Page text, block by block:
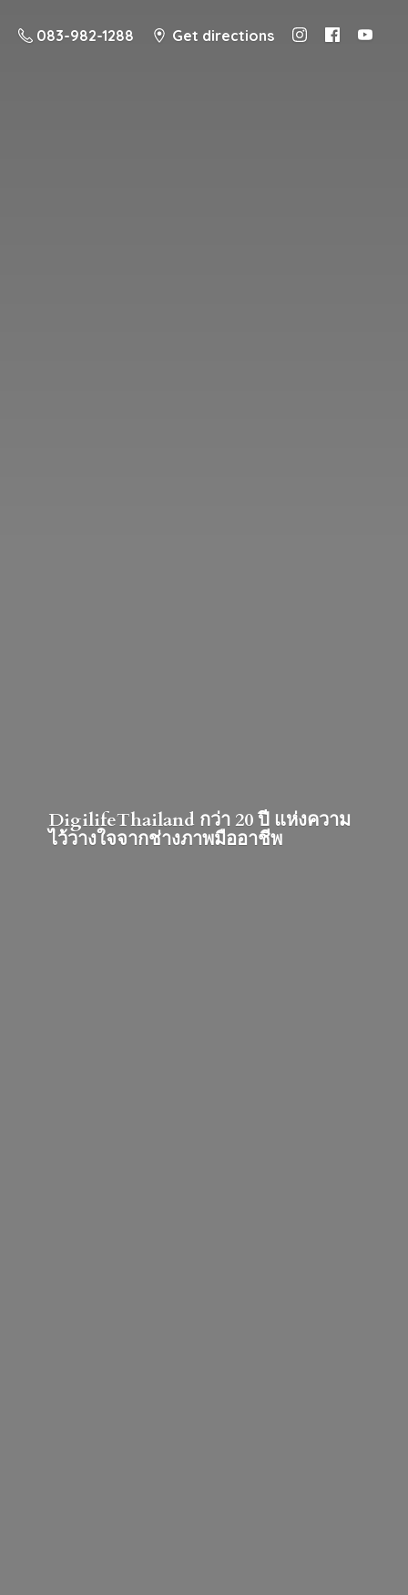
083-982-1288 Get directions
DigilifeThailand กว่า 20 ปี แห่งความ
ไว้วางใจจากช่างภาพมืออาชีพ